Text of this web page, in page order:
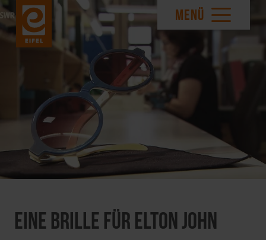
MENÜ
Eine Brille für Elton John